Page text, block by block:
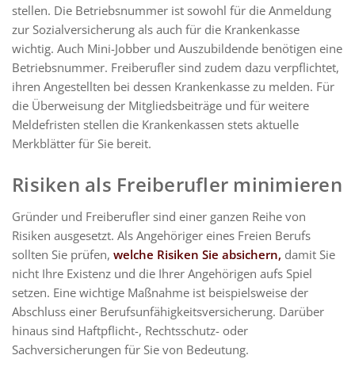
stellen. Die Betriebsnummer ist sowohl für die Anmeldung
zur Sozialversicherung als auch für die Krankenkasse
wichtig. Auch Mini-Jobber und Auszubildende benötigen eine
Betriebsnummer. Freiberufler sind zudem dazu verpflichtet,
ihren Angestellten bei dessen Krankenkasse zu melden. Für
die Überweisung der Mitgliedsbeiträge und für weitere
Meldefristen stellen die Krankenkassen stets aktuelle
Merkblätter für Sie bereit.
Risiken als Freiberufler minimieren
Gründer und Freiberufler sind einer ganzen Reihe von
Risiken ausgesetzt. Als Angehöriger eines Freien Berufs
sollten Sie prüfen, welche Risiken Sie absichern, damit Sie
nicht Ihre Existenz und die Ihrer Angehörigen aufs Spiel
setzen. Eine wichtige Maßnahme ist beispielsweise der
Abschluss einer Berufsunfähigkeitsversicherung. Darüber
hinaus sind Haftpflicht-, Rechtsschutz- oder
Sachversicherungen für Sie von Bedeutung.